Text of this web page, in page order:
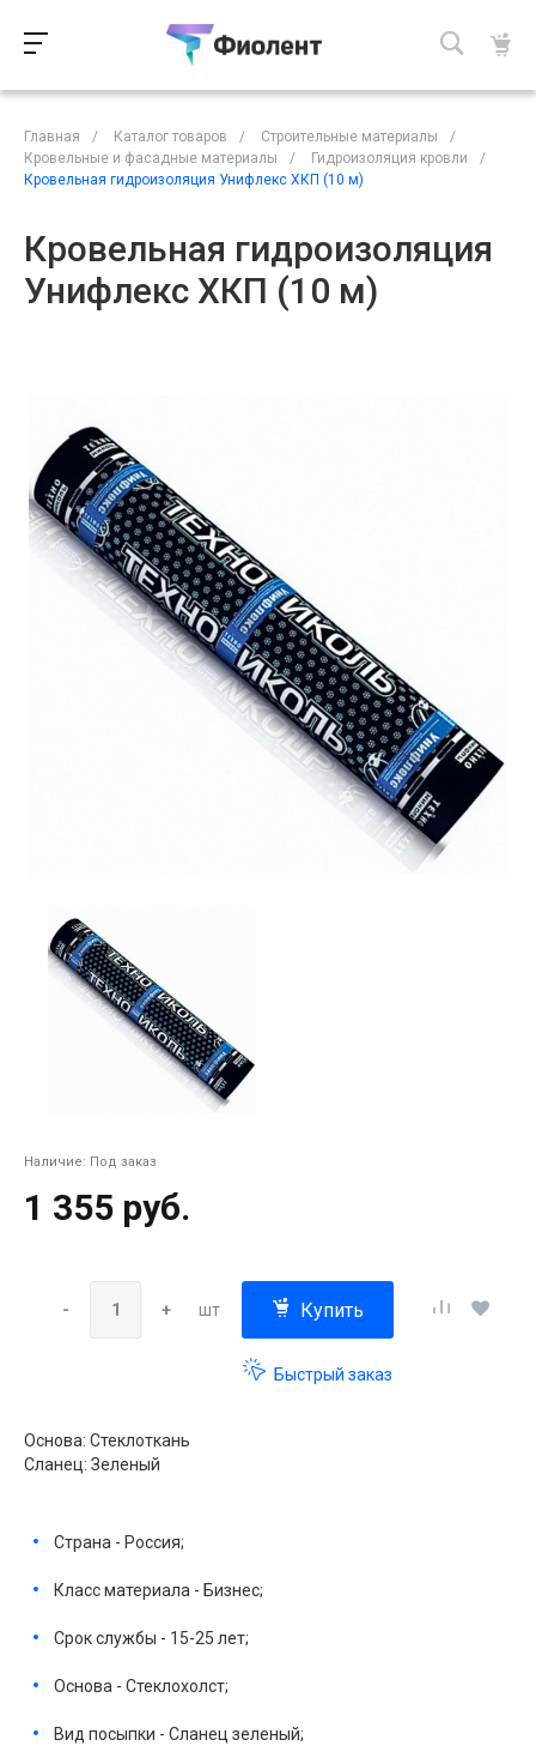
Главная / Каталог товаров / Строительные материалы
/
Кровельные и фасадные материалы
/ Гидроизоляция кровли
/
Кровельная гидроизоляция Унифлекс ХКП (10 м)
Кровельная гидроизоляция
Унифлекс ХКП (10 м)
Наличие: Под заказ
1 355 руб.
- + шт Купить
Быстрый заказ
Основа: Стеклоткань
Сланец: Зеленый
Страна - Россия;
Класс материала - Бизнес;
Срок службы - 15-25 лет;
Основа - Стеклохолст;
Вид посыпки - Сланец зеленый;